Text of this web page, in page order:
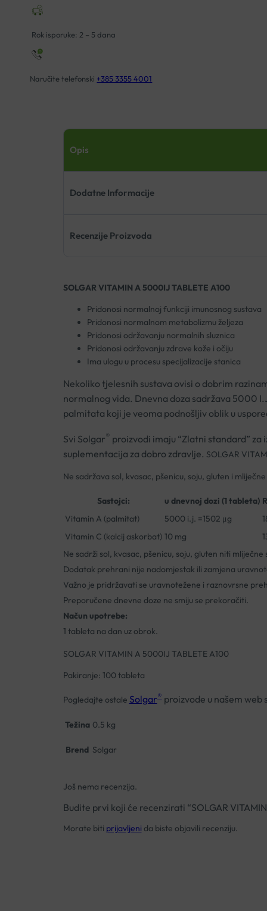
Rok isporuke: 2 – 5 dana
Naručite telefonski +385 3355 4001
Opis
Dodatne Informacije
Recenzije Proizvoda
SOLGAR VITAMIN A 5000IJ TABLETE A100
Pridonosi normalnoj funkciji imunosnog sustava
Pridonosi normalnom metabolizmu željeza
Pridonosi održavanju normalnih sluznica
Pridonosi održavanju zdrave kože i očiju
Ima ulogu u procesu specijalizacije stanica
Nekoliko tjelesnih sustava ovisi o dobrim
normalnog vida. Dnevna doza sadržava 5000
palmitata koji je veoma podnošljiv oblik u
Svi Solgar ® proizvodi imaju “Zlatni standard”
suplementacija za dobro zdravlje. SOLGAR
Ne sadržava sol, kvasac, pšenicu, soju, gluten i
Sastojci: u dnevnoj dozi (1 tableta)
Vitamin A (palmitat)
5000 i.j. =1502 μg
Vitamin C (kalcij askorbat) 10 mg
Ne sadrži sol, kvasac, pšenicu, soju, gluten niti
Dodatak prehrani nije nadomjestak ili zamjena
Važno je pridržavati se uravnotežene i raznovrsne
Preporučene dnevne doze ne smiju se prekoračiti.
Načun upotrebe:
1 tableta na dan uz obrok.
SOLGAR VITAMIN A 5000IJ TABLETE A100
Pakiranje: 100 tableta
Pogledajte ostale Solgar®proizvode u našem web
Težina 0.5 kg
Brend Solgar
Još nema recenzija.
Budite prvi koji će recenzirati “SOLGAR
Morate biti prijavljeni da biste objavili recenziju.